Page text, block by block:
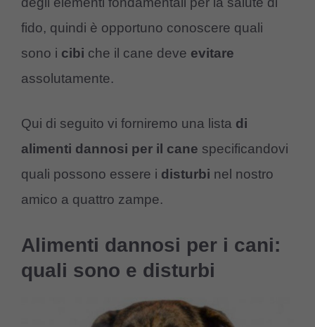
fido, quindi è opportuno conoscere quali
sono i cibi che il cane deve evitare
assolutamente.
Qui di seguito vi forniremo una lista di
alimenti dannosi per il cane specificandovi
quali possono essere i disturbi nel nostro
amico a quattro zampe.
Alimenti dannosi per i cani:
quali sono e disturbi